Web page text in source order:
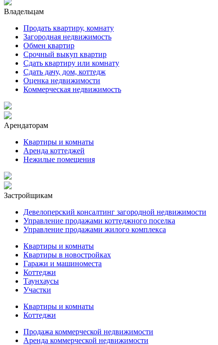
Владельцам
Продать квартиру, комнату
Загородная недвижимость
Обмен квартир
Срочный выкуп квартир
Сдать квартиру или комнату
Сдать дачу, дом, коттедж
Оценка недвижимости
Коммерческая недвижимость
Арендаторам
Квартиры и комнаты
Аренда коттеджей
Нежилые помещения
Застройщикам
Девелоперский консалтинг загородной недвижимости
Управление продажами коттеджного поселка
Управление продажами жилого комплекса
Квартиры и комнаты
Квартиры в новостройках
Гаражи и машиноместа
Коттеджи
Таунхаусы
Участки
Квартиры и комнаты
Коттеджи
Продажа коммерческой недвижимости
Аренда коммерческой недвижимости